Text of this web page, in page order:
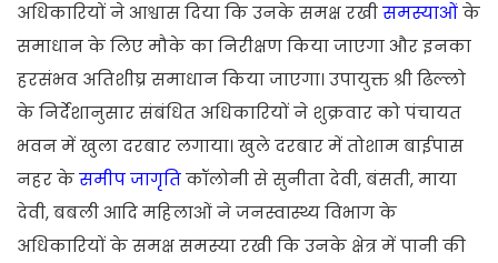
अधिकारियों ने आश्वास दिया कि उनके समक्ष रखीसमस्याओंके
समाधान के लिए मौके का निरीक्षण किया जाएगा और इनका
हरसंभव अतिशीघ्र समाधान किया जाएगा। उपायुक्त श्री ढिल्लो
के निर्देशानुसार संबंधित अधिकारियों ने शुक्रवार को पंचायत
भवन में खुला दरबार लगाया। खुले दरबार में तोशाम बाईपास
नहर केसमीप जागृतिकॉलोनी से सुनीता देवी, बंसती, माया
देवी, बबली आदि महिलाओं ने जनस्वास्थ्य विभाग के
अधिकारियों के समक्ष समस्या रखी कि उनके क्षेत्र में पानी की